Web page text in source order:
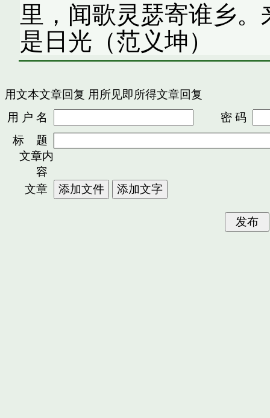
里，闻歌灵瑟寄谁乡
是日光（范义坤）
用文本文章回复 用所见即所得文章回复
用 户 名
密 码
标 题
文章内
容
文章